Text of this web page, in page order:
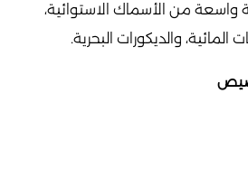
من الأسماك الاستوائية،
المائية، والديكورات البحرية.